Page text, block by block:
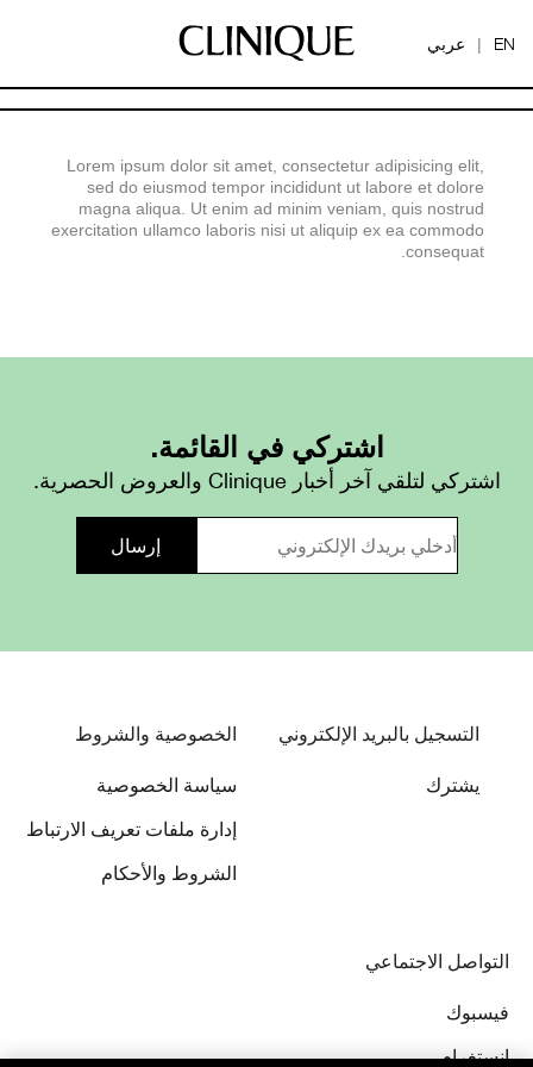
EN
| عربي
Lorem ipsum dolor sit amet, consectetur adipisicing elit,
sed do eiusmod tempor incididunt ut labore et dolore
magna aliqua. Ut enim ad minim veniam, quis nostrud
exercitation ullamco laboris nisi ut aliquip ex ea commodo
consequat.
اشتركي في القائمة.
اشتركي لتلقي آخر أخبار Clinique والعروض الحصرية.
التسجيل بالبريد الإلكتروني
يشترك
الخصوصية والشروط
سياسة الخصوصية
إدارة ملفات تعريف الارتباط
الشروط والأحكام
التواصل الاجتماعي
فيسبوك
إنستغرام